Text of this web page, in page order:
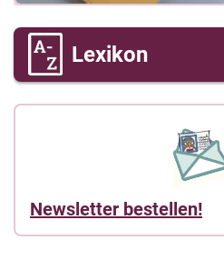
Lexikon
Newsletter bestellen!